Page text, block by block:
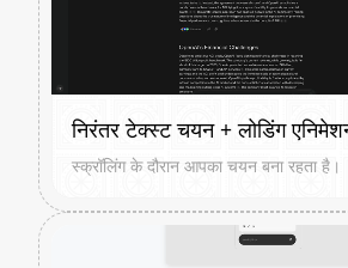
निरंतर टेक्स्ट चयन + लोडिंग
स्क्रॉलिंग के दौरान आपका चयन बना रहता है।